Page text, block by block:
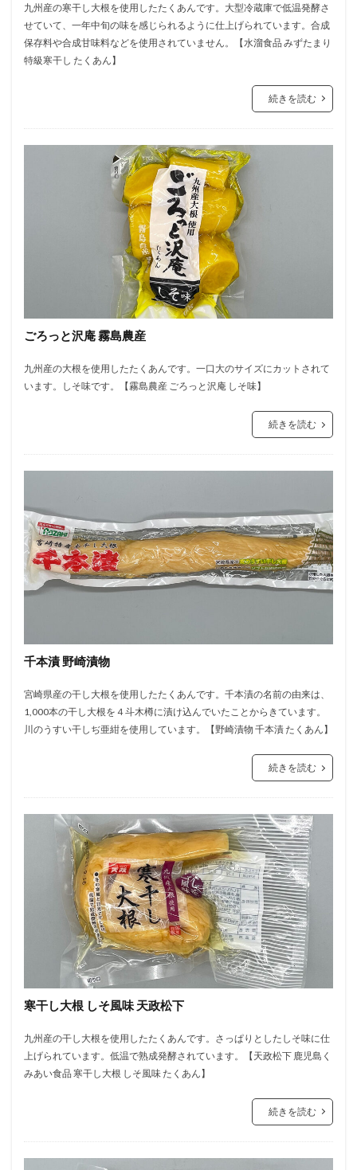
九州産の寒干し大根を使用したたくあんです。大型冷蔵庫で低温発酵さ
せていて、一年中旬の味を感じられるように仕上げられています。合成
保存料や合成甘味料などを使用されていません。【水溜食品 みずたまり
特級寒干し たくあん】
続きを読む
ごろっと沢庵 霧島農産
九州産の大根を使用したたくあんです。一口大のサイズにカットされて
います。しそ味です。【霧島農産 ごろっと沢庵 しそ味】
続きを読む
千本漬 野崎漬物
宮崎県産の干し大根を使用したたくあんです。千本漬の名前の由来は、
1,000本の干し大根を４斗木樽に漬け込んでいたことからきています。
川のうすい干しぢ亜紺を使用しています。【野崎漬物 千本漬 たくあん】
続きを読む
寒干し大根 しそ風味 天政松下
九州産の干し大根を使用したたくあんです。さっぱりとしたしそ味に仕
上げられています。低温で熟成発酵されています。【天政松下 鹿児島く
みあい食品 寒干し大根 しそ風味 たくあん】
続きを読む